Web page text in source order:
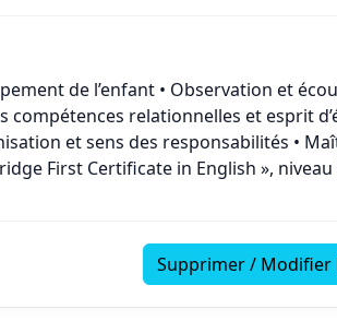
de l’enfant • Observation et
compétences relationnelles et esprit
et sens des responsabilités •
First Certificate in English », niveau
Supprimer / Modifier